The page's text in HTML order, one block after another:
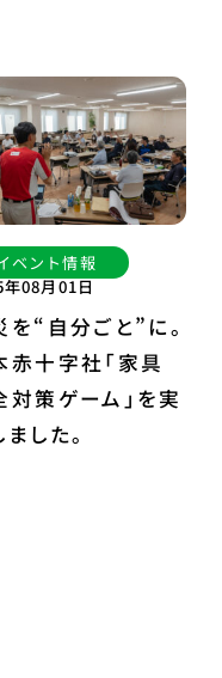
を“自分ごと”に。
赤十字社「家具
対策ゲーム」を実
した。
ベント情報
08月01日